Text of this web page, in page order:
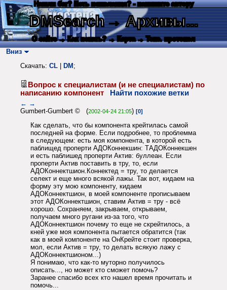
Нашли баг? Есть пожелания? - напишите автору
DMSearch→ Архивы...
О сайте → Как искать? → Карта → Текс. протокол
Вниз
Скачать: CL DM ;
Вопрос к специалистам (и не специалистам) по
написанию компонент
Найти похожие ветки
← →
Gumbert-Gumbert © (2002-04-24 21:05) [0]
Как сделать, что бы компонента крейтилась самой
последней на форме. Если подробнее, то проблемма
в следующем: есть моя компонента, в которой есть
паблищед проперти АДОКоннекшин: ТАДОКоннекшен
и есть паблишед проперти Актив: буллеан. Если
проперти Актив поставить в тру, то, если
АДОКоннектшион.Коннектед = тру, то делается
селект и еще много всякой лажы. Так вот, кидаем на
форму эту мою компоненту, кидаем
АДОКоннектшион, в моей компоненте прописываем
этот АДОКоннектшион, ставим Актив = тру - всё
хорошо. Сохраняем, закрываем, открываем,
получаем много ругани из-за того, что
АДОКоннектшион почему то еще не скрейтилось, а
кней уже моя компонента пытается обратится (так
как в моей компоненте на ОнКрейте стоит проверка,
мол, если Актив = тру, то делать всякую лажу с
АДОКоннектшионом...)
Я понимаю, что как-то муторно получилось
описать..., но может кто сможет помочь?
Заранее спасибо всех кто нашел время прочитать и
помочь...